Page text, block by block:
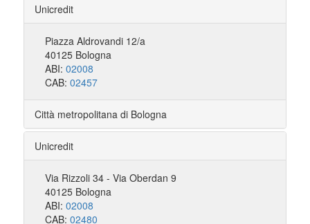
Unicredit
Piazza Aldrovandi 12/a
40125 Bologna
ABI: 02008
CAB: 02457
Città metropolitana di Bologna
Unicredit
Via Rizzoli 34 - Via Oberdan 9
40125 Bologna
ABI: 02008
CAB: 02480